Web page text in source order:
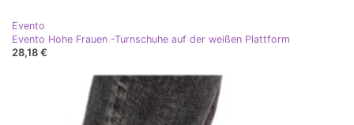
Evento
Evento Hohe Frauen -Turnschuhe auf der weißen Plattform
28,18 €